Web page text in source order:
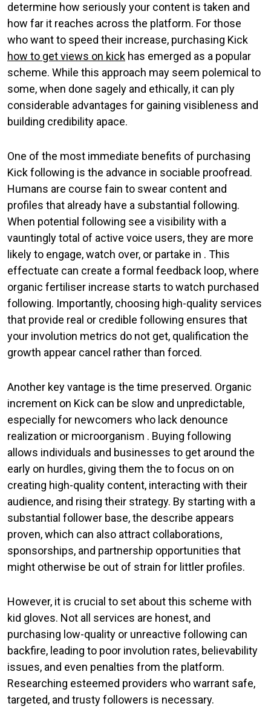
determine how seriously your content is taken and
how far it reaches across the platform. For those
who want to speed their increase, purchasing Kick
how to get views on kick has emerged as a popular
scheme. While this approach may seem polemical to
some, when done sagely and ethically, it can ply
considerable advantages for gaining visibleness and
building credibility apace.
One of the most immediate benefits of purchasing
Kick following is the advance in sociable proofread.
Humans are course fain to swear content and
profiles that already have a substantial following.
When potential following see a visibility with a
vauntingly total of active voice users, they are more
likely to engage, watch over, or partake in . This
effectuate can create a formal feedback loop, where
organic fertiliser increase starts to watch purchased
following. Importantly, choosing high-quality services
that provide real or credible following ensures that
your involution metrics do not get, qualification the
growth appear cancel rather than forced.
Another key vantage is the time preserved. Organic
increment on Kick can be slow and unpredictable,
especially for newcomers who lack denounce
realization or microorganism . Buying following
allows individuals and businesses to get around the
early on hurdles, giving them the to focus on on
creating high-quality content, interacting with their
audience, and rising their strategy. By starting with a
substantial follower base, the describe appears
proven, which can also attract collaborations,
sponsorships, and partnership opportunities that
might otherwise be out of strain for littler profiles.
However, it is crucial to set about this scheme with
kid gloves. Not all services are honest, and
purchasing low-quality or unreactive following can
backfire, leading to poor involution rates, believability
issues, and even penalties from the platform.
Researching esteemed providers who warrant safe,
targeted, and trusty followers is necessary.